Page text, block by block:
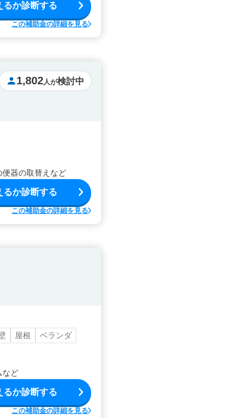
るか診断する
この補助金の詳細を見る
1,802人が検討中
器の取替えなど
るか診断する
この補助金の詳細を見る
屋根
ベランダ
など
るか診断する
この補助金の詳細を見る